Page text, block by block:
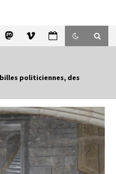
politiciennes, des